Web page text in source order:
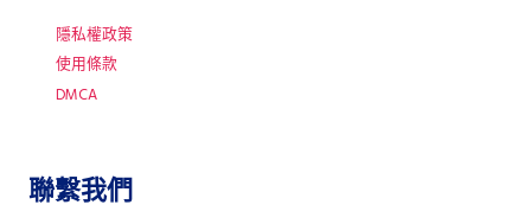
隱私權政策
使用條款
DMCA
聯繫我們